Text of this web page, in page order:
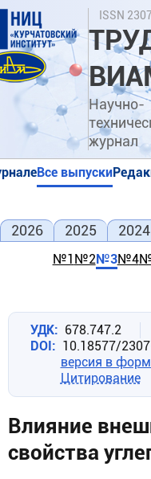
Перейти
основному
содержанию
ISSN
Научно-
журнал
Все выпуски
2026 2025 2024
№1 №2№3№4
УДК
678.747.2
DOI
10.18577/
версия в
Цитирование
Влияние
свойства